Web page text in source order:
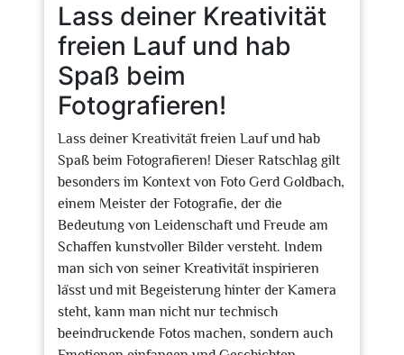
Lass deiner Kreativität
freien Lauf und hab
Spaß beim
Fotografieren!
Lass deiner Kreativität freien Lauf und hab
Spaß beim Fotografieren! Dieser Ratschlag gilt
besonders im Kontext von Foto Gerd Goldbach,
einem Meister der Fotografie, der die
Bedeutung von Leidenschaft und Freude am
Schaffen kunstvoller Bilder versteht. Indem
man sich von seiner Kreativität inspirieren
lässt und mit Begeisterung hinter der Kamera
steht, kann man nicht nur technisch
beeindruckende Fotos machen, sondern auch